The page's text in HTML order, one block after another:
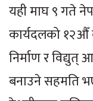
यही माघ ९ गते
कार्यदलको १२औँ
निर्माण र
बनाउने सहमति